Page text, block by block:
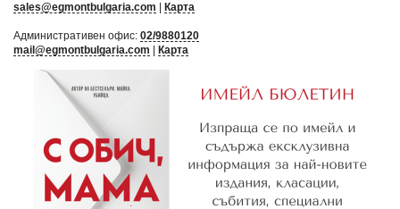
sales@egmontbulgaria.com
Карта
Административен офис: 02/9880120
mail@egmontbulgaria.com
Карта